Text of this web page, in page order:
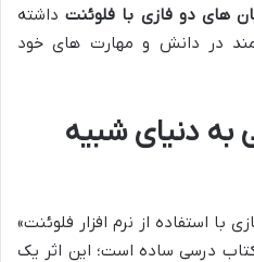
های دو فازی با فلوئنتداشته
در دانش و مهارت های خود
به دنیای شبیه
با استفاده از نرم افزار فلوئنت»
کتاب درسی ساده است؛ این اثر یک